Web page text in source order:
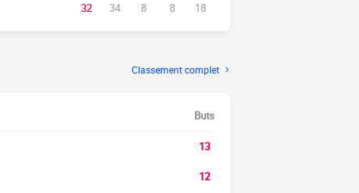
32 34 8 8 18
Classement complet
Buts
13
12